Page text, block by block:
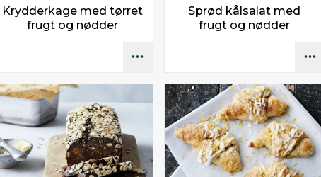
Krydderkage med tørret
frugt og nødder
Sprød kålsalat med
frugt og nødder